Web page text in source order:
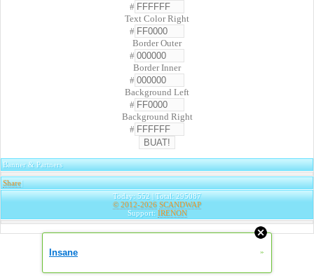
#
Text Color Right
#
Border Outer
#
Border Inner
#
Background Left
#
Background Right
#
Banner & Partners
Share|
Today: 552 | Total: 295087
© 2012-2026 SCANDWAP
Support: IRENON
Insane »